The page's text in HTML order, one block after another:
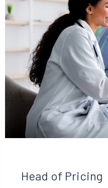
Head of Pricing